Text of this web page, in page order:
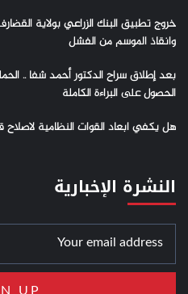
خروج تطبيق البنك الزراعي بولاية
وانقاذ الموسم من الفشل
بعد إطلاق سراح الدكتور أحمد شفا ..
الحصول على البراءة الكاملة
هل يكفي ابعاد القوات النظامية لاصلاح
النشرة الإخبارية